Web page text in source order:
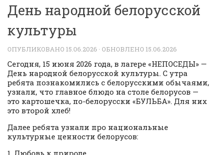
День народной белорусской
культуры
ОПУБЛИКОВАНО 15.06.2026 · ОБНОВЛЕНО 15.06.2026
Сегодня, 15 июня 2026 года, в лагере «НЕПОСЕДЫ» —
День народной белорусской культуры. С утра
ребята познакомились с белорусскими обычаями,
узнали, что главное блюдо на столе белорусов —
это картошечка, по-белорусски «БУЛЬБА». Для них
это второй хлеб!
Далее ребята узнали про национальные
культурные ценности белорусов:
1. Любовь к природе.